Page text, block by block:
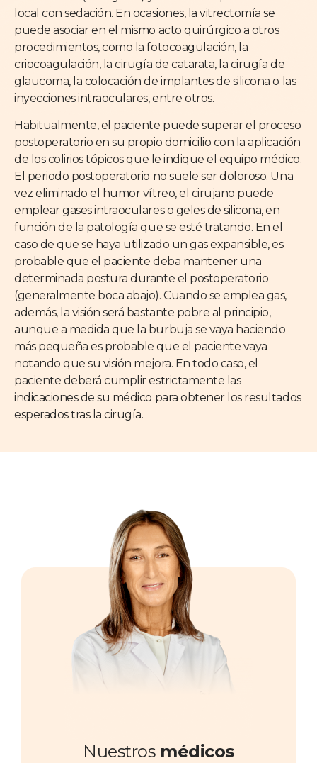
local con sedación. En ocasiones, la vitrectomía se
puede asociar en el mismo acto quirúrgico a otros
procedimientos, como la fotocoagulación, la
criocoagulación, la cirugía de catarata, la cirugía de
glaucoma, la colocación de implantes de silicona o las
inyecciones intraoculares, entre otros.
Habitualmente, el paciente puede superar el proceso
postoperatorio en su propio domicilio con la aplicación
de los colirios tópicos que le indique el equipo médico.
El periodo postoperatorio no suele ser doloroso. Una
vez eliminado el humor vítreo, el cirujano puede
emplear gases intraoculares o geles de silicona, en
función de la patología que se esté tratando. En el
caso de que se haya utilizado un gas expansible, es
probable que el paciente deba mantener una
determinada postura durante el postoperatorio
(generalmente boca abajo). Cuando se emplea gas,
además, la visión será bastante pobre al principio,
aunque a medida que la burbuja se vaya haciendo
más pequeña es probable que el paciente vaya
notando que su visión mejora. En todo caso, el
paciente deberá cumplir estrictamente las
indicaciones de su médico para obtener los resultados
esperados tras la cirugía.
Nuestrosmédicos